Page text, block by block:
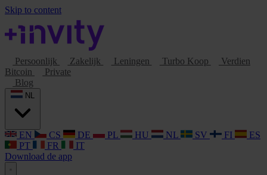
Skip to content
Persoonlijk Zakelijk Leningen Turbo Koop
Verdien
Bitcoin
Private
Blog
EN CS DE PL HU NL SV FI
ES
PT
FR
IT
Download de app